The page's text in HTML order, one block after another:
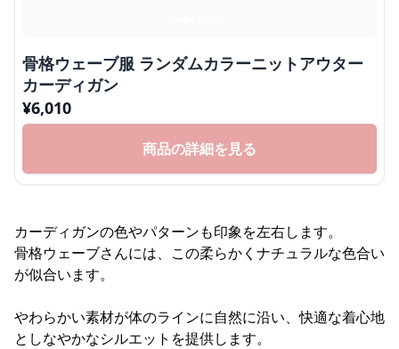
骨格ウェーブ服 ランダムカラーニットアウター
カーディガン
¥6,010
商品の詳細を見る
カーディガンの色やパターンも印象を左右します。
骨格ウェーブさんには、この柔らかくナチュラルな色合い
が似合います。
やわらかい素材が体のラインに自然に沿い、快適な着心地
としなやかなシルエットを提供します。